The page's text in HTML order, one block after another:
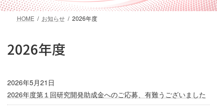
HOME お知らせ 2026年度
2026年度
2026年5月21日
2026年度第１回研究開発助成金へのご応募、有難うございました